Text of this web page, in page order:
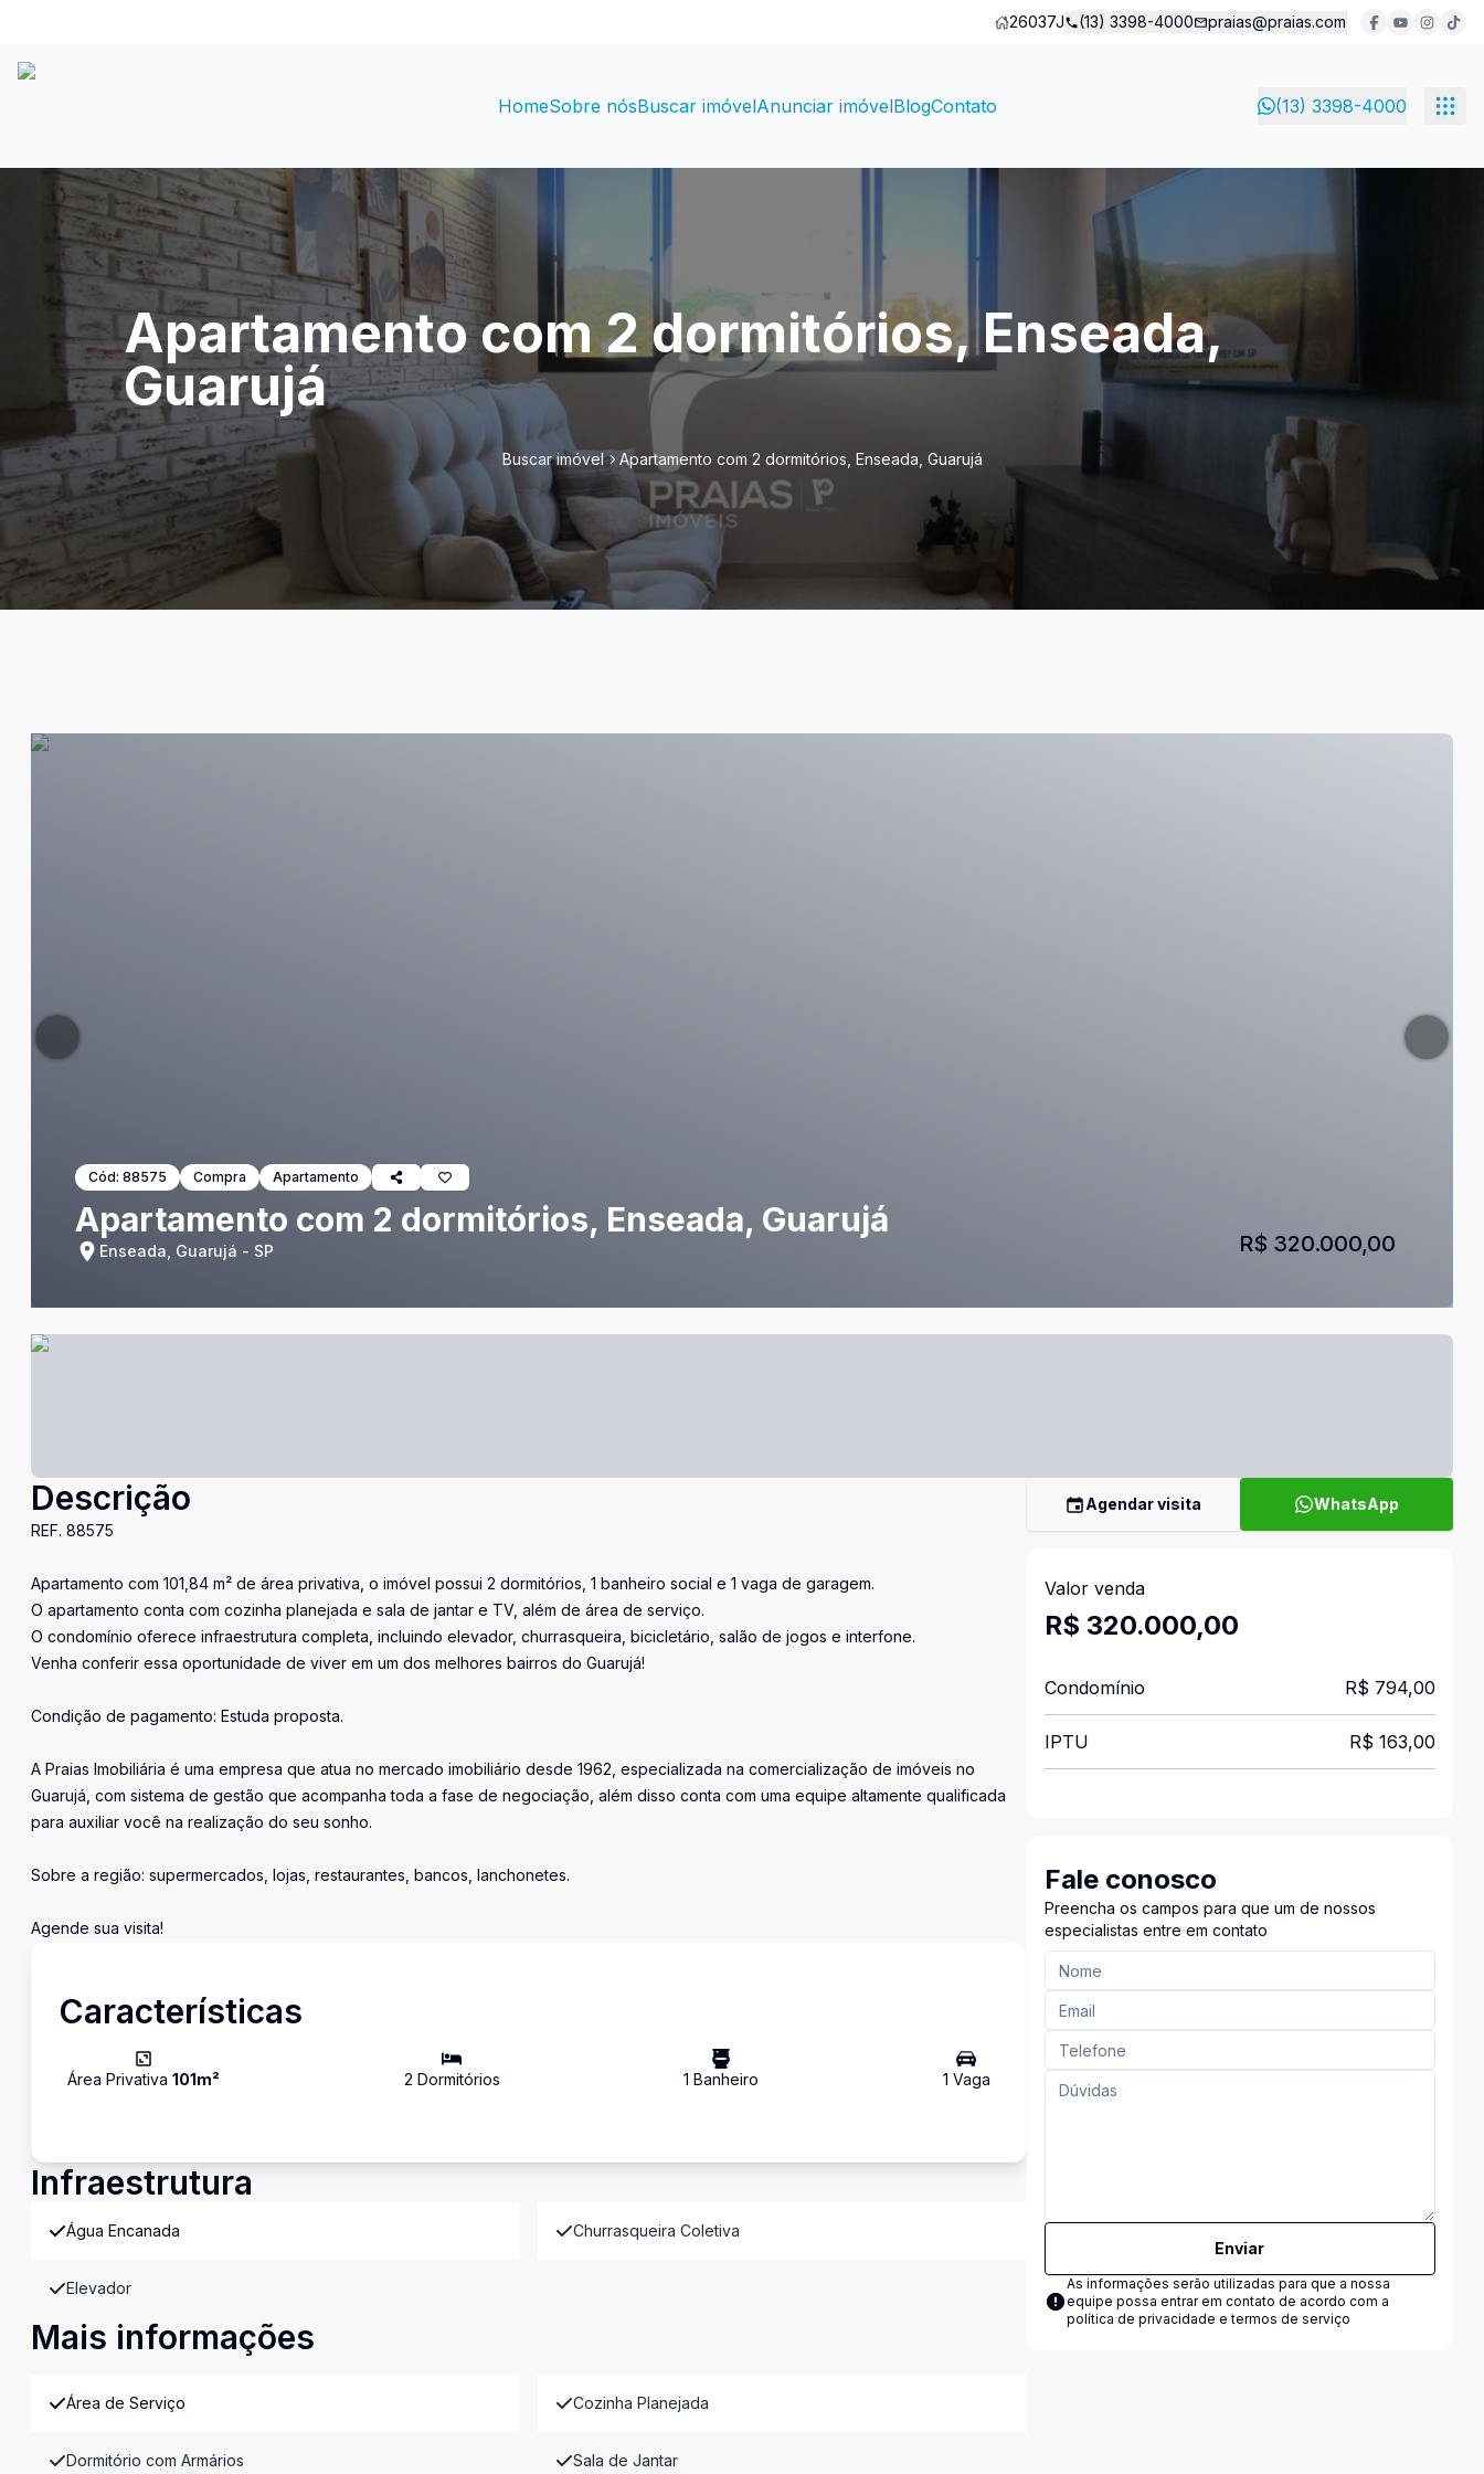
26037J (13) 3398-4000 praias@praias.com
HomeSobre nósBuscar imóvelAnunciar imóvelBlogContato (13) 3398-4000
Apartamento com 2 dormitórios, Enseada,
Guarujá
Buscar imóvel Apartamento com 2 dormitórios, Enseada, Guarujá
Cód: 88575 Compra Apartamento
Apartamento com 2 dormitórios, Enseada, Guarujá
Enseada, Guarujá - SP R$ 320.000,00
Descrição
REF. 88575
Apartamento com 101,84 m² de área privativa, o imóvel possui 2 dormitórios, 1 banheiro social e 1 vaga de garagem.
O apartamento conta com cozinha planejada e sala de jantar e TV, além de área de serviço.
O condomínio oferece infraestrutura completa, incluindo elevador, churrasqueira, bicicletário, salão de jogos e interfone.
Venha conferir essa oportunidade de viver em um dos melhores bairros do Guarujá!
Condição de pagamento: Estuda proposta.
A Praias Imobiliária é uma empresa que atua no mercado imobiliário desde 1962, especializada na comercialização de imóveis no
Guarujá, com sistema de gestão que acompanha toda a fase de negociação, além disso conta com uma equipe altamente qualificada
para auxiliar você na realização do seu sonho.
Sobre a região: supermercados, lojas, restaurantes, bancos, lanchonetes.
Agende sua visita!
Características
Área Privativa 101m² 2 Dormitórios 1 Banheiro 1 Vaga
Infraestrutura
Água Encanada Churrasqueira Coletiva
Elevador
Mais informações
Área de Serviço Cozinha Planejada
Dormitório com Armários Sala de Jantar
Agendar visita WhatsApp
Valor venda
R$ 320.000,00
Condomínio R$ 794,00
IPTU R$ 163,00
Fale conosco
Preencha os campos para que um de nossos
especialistas entre em contato
Enviar
As informações serão utilizadas para que a nossa
equipe possa entrar em contato de acordo com a
política de privacidade e termos de serviço